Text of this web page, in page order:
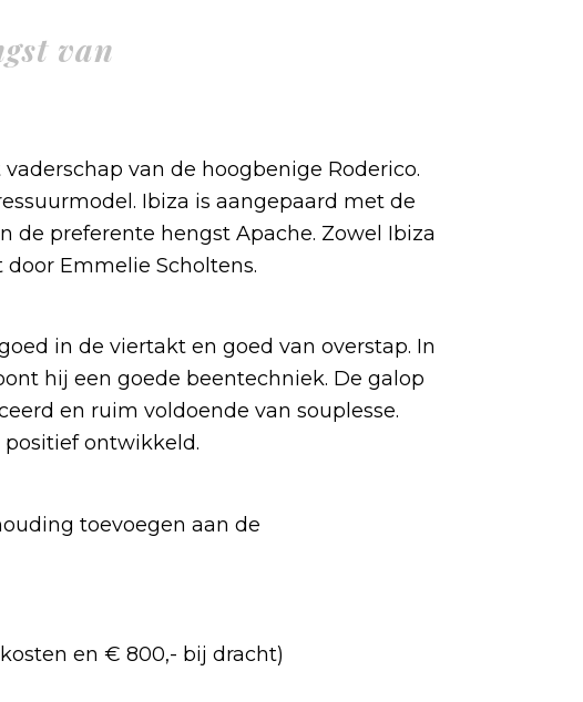
van
van de hoogbenige Roderico.
Ibiza is aangepaard met de
de preferente hengst Apache. Zowel Ibiza
Emmelie Scholtens.
in de viertakt en goed van overstap. In
hij een goede beentechniek. De galop
en ruim voldoende van souplesse.
ontwikkeld.
toevoegen aan de
en € 800,- bij dracht)